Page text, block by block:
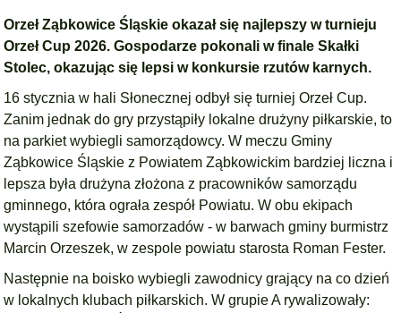
Orzeł Ząbkowice Śląskie okazał się najlepszy w turnieju
Orzeł Cup 2026. Gospodarze pokonali w finale Skałki
Stolec, okazując się lepsi w konkursie rzutów karnych.
16 stycznia w hali Słonecznej odbył się turniej Orzeł Cup.
Zanim jednak do gry przystąpiły lokalne drużyny piłkarskie, to
na parkiet wybiegli samorządowcy. W meczu Gminy
Ząbkowice Śląskie z Powiatem Ząbkowickim bardziej liczna i
lepsza była drużyna złożona z pracowników samorządu
gminnego, która ograła zespół Powiatu. W obu ekipach
wystąpili szefowie samorzadów - w barwach gminy burmistrz
Marcin Orzeszek, w zespole powiatu starosta Roman Fester.
Następnie na boisko wybiegli zawodnicy grający na co dzień
w lokalnych klubach piłkarskich. W grupie A rywalizowały: